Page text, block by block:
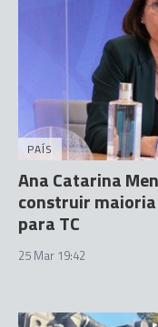
PAÍS
Ana Catarina
construir
para TC
25 Mar 19:42